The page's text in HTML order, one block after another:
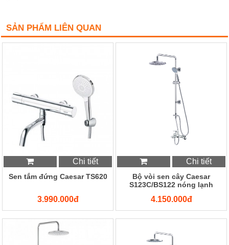
SẢN PHẨM LIÊN QUAN
Chi tiết
Sen tắm đứng Caesar TS620
3.990.000đ
Chi tiết
Bộ vòi sen cây Caesar
S123C/BS122 nóng lạnh
4.150.000đ